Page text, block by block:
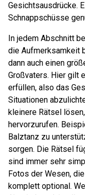
Gesichtsausdrücke.
Schnappschüsse
In jedem Abschnitt
die Aufmerksamkeit
dann auch einen
Großvaters. Hier gilt
erfüllen, also das
Situationen
kleinere Rätsel
hervorzurufen.
Balztanz zu
sorgen. Die Rätsel
sind immer sehr
Fotos der Wesen,
komplett optional.